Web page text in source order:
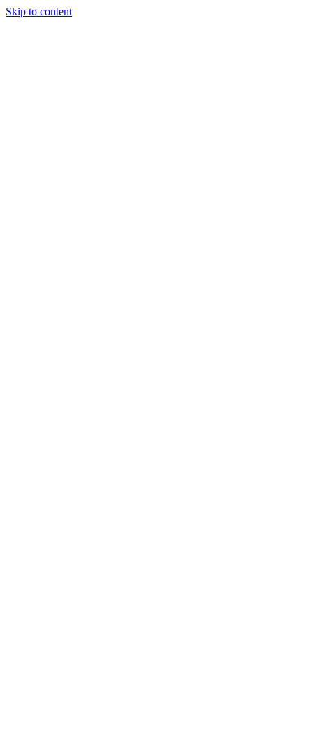
Skip to content